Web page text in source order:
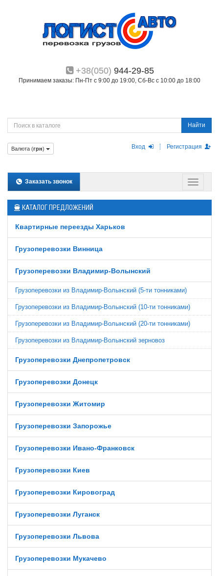
+38(050) 944-29-85
Принимаем заказы: Пн-Пт с 9:00 до 19:00, Сб-Вс с 10:00 до 18:00
Найти
Вход Регистрация
Валюта (грн)
Заказать звонок
КАТАЛОГ ПРЕДЛОЖЕНИЙ
Квартирные переезды Харьков
Грузоперевозки Винница
Грузоперевозки Владимир-Волынский
Грузоперевозки из Владимир-Волынский (5-ти тонниками)
Грузоперевозки из Владимир-Волынский (10-ти тонниками)
Грузоперевозки из Владимир-Волынский (20-ти тонниками)
Грузоперевозки из Владимир-Волынский зерновоз
Грузоперевозки Днепропетровск
Грузоперевозки Донецк
Грузоперевозки Житомир
Грузоперевозки Запорожье
Грузоперевозки Ивано-Франковск
Грузоперевозки Киев
Грузоперевозки Кировоград
Грузоперевозки Луганск
Грузоперевозки Львова
Грузоперевозки Мукачево